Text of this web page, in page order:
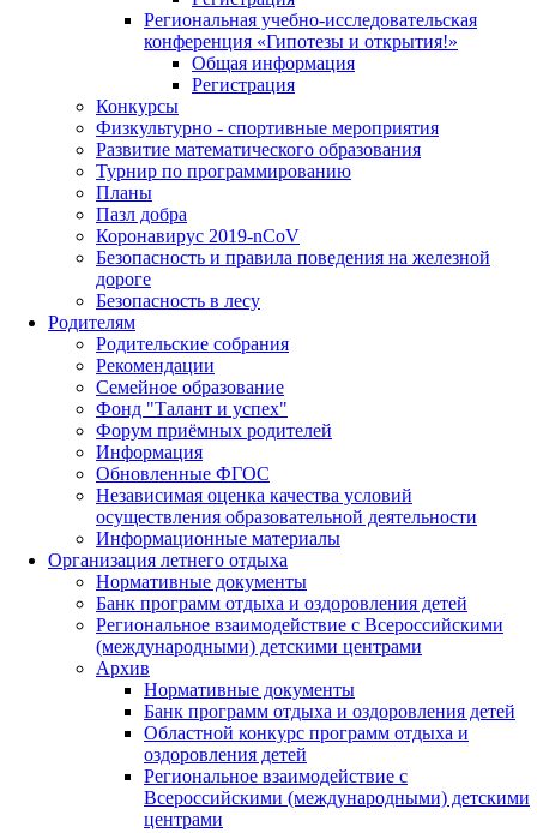
Региональная учебно-исследовательская
конференция «Гипотезы и открытия!»
Общая информация
Регистрация
Конкурсы
Физкультурно - спортивные мероприятия
Развитие математического образования
Турнир по программированию
Планы
Пазл добра
Коронавирус 2019-nCoV
Безопасность и правила поведения на железной
дороге
Безопасность в лесу
Родителям
Родительские собрания
Рекомендации
Семейное образование
Фонд "Талант и успех"
Форум приёмных родителей
Информация
Обновленные ФГОС
Независимая оценка качества условий
осуществления образовательной деятельности
Информационные материалы
Организация летнего отдыха
Нормативные документы
Банк программ отдыха и оздоровления детей
Региональное взаимодействие с Всероссийскими
(международными) детскими центрами
Архив
Нормативные документы
Банк программ отдыха и оздоровления детей
Областной конкурс программ отдыха и
оздоровления детей
Региональное взаимодействие с
Всероссийскими (международными) детскими
центрами